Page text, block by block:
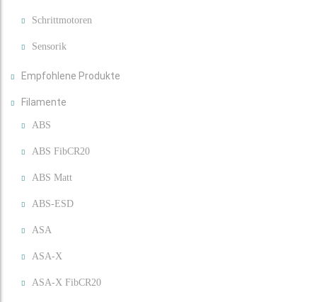
Schrittmotoren
Sensorik
Empfohlene Produkte
Filamente
ABS
ABS FibCR20
ABS Matt
ABS-ESD
ASA
ASA-X
ASA-X FibCR20